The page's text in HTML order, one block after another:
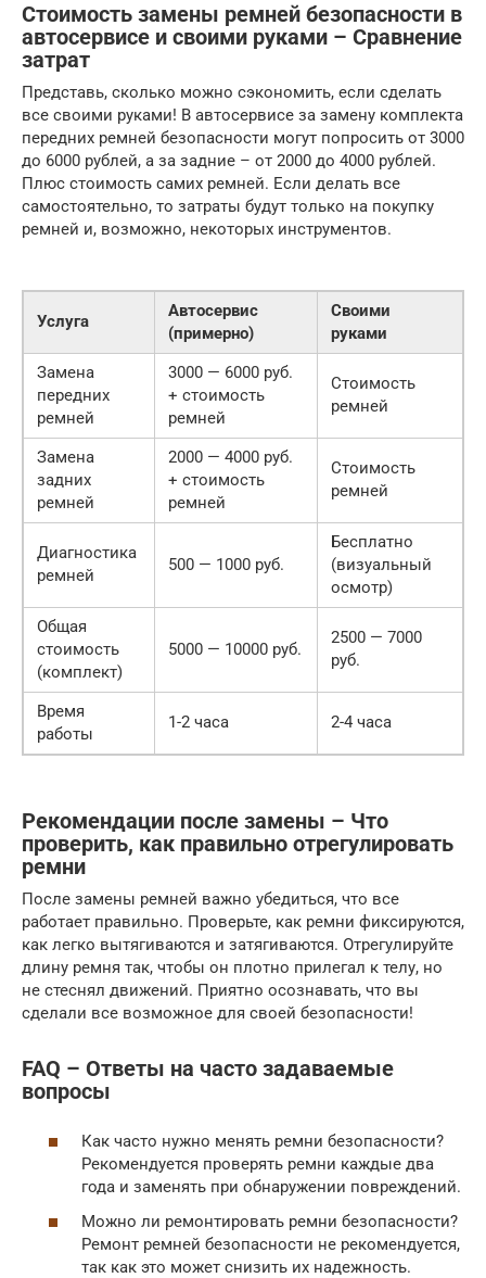
Стоимость замены ремней безопасности в
автосервисе и своими руками – Сравнение
затрат
Представь, сколько можно сэкономить, если сделать
все своими руками! В автосервисе за замену комплекта
передних ремней безопасности могут попросить от 3000
до 6000 рублей, а за задние – от 2000 до 4000 рублей.
Плюс стоимость самих ремней. Если делать все
самостоятельно, то затраты будут только на покупку
ремней и, возможно, некоторых инструментов.
Услуга
Автосервис
(примерно)
Своими
руками
Замена
передних
ремней
3000 — 6000 руб.
+ стоимость
ремней
Стоимость
ремней
Замена
задних
ремней
2000 — 4000 руб.
+ стоимость
ремней
Стоимость
ремней
Диагностика
ремней
500 — 1000 руб.
Бесплатно
(визуальный
осмотр)
Общая
стоимость
(комплект)
5000 — 10000 руб.
2500 — 7000
руб.
Время
работы
1-2 часа 2-4 часа
Рекомендации после замены – Что
проверить, как правильно отрегулировать
ремни
После замены ремней важно убедиться, что все
работает правильно. Проверьте, как ремни фиксируются,
как легко вытягиваются и затягиваются. Отрегулируйте
длину ремня так, чтобы он плотно прилегал к телу, но
не стеснял движений. Приятно осознавать, что вы
сделали все возможное для своей безопасности!
FAQ – Ответы на часто задаваемые
вопросы
Как часто нужно менять ремни безопасности?
Рекомендуется проверять ремни каждые два
года и заменять при обнаружении повреждений.
Можно ли ремонтировать ремни безопасности?
Ремонт ремней безопасности не рекомендуется,
так как это может снизить их надежность.